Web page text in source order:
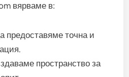
вярваме в:
предоставяме точна и
пространство за